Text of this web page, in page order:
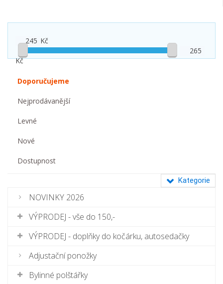
Kč
Kč
Doporučujeme
Nejprodávanější
Levné
Nové
Dostupnost
Kategorie
NOVINKY 2026
VÝPRODEJ - vše do 150,-
VÝPRODEJ - doplňky do kočárku, autosedačky
Adjustační ponožky
Bylinné polštářky